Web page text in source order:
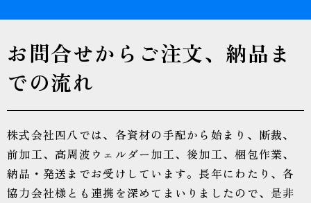
お問合せからご注文、 納品ま
での流れ
株式会社四八では、各資材の手配から始まり、断裁、
前加工、高周波ウェルダー加工、後加工、梱包作業、
納品・発送までお受けしています。長年にわたり、各
協力会社様とも連携を深めてまいりましたので、是非